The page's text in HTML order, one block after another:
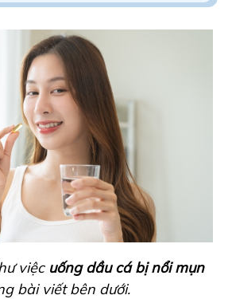
việcuống dầu cá bị nổi mụn
bài viết bên dưới.